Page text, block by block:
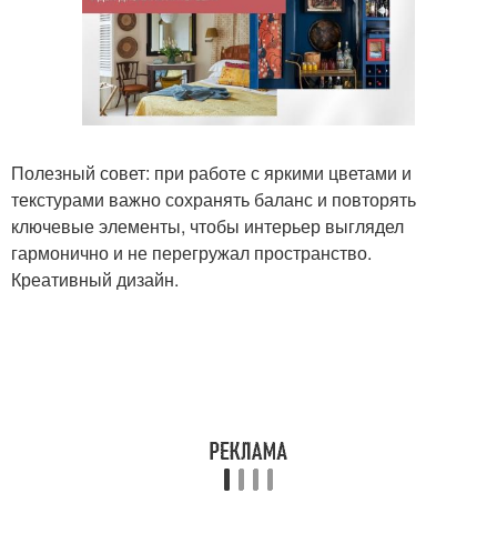
Полезный совет: при работе с яркими цветами и
текстурами важно сохранять баланс и повторять
ключевые элементы, чтобы интерьер выглядел
гармонично и не перегружал пространство.
Креативный дизайн.